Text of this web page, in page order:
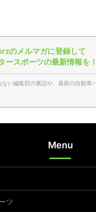
のメルマガに登録して
ースポーツの最新情報を！
ない編集部の裏話や、最新の自動車
Menu
ツ